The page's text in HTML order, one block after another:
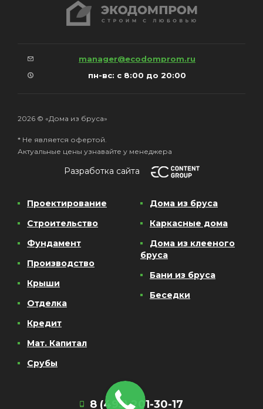
manager@ecodomprom.ru
пн-вс: с 8:00 до 20:00
2026 © «Дома из бруса»
* Не является офертой.
Актуальные цены узнавайте у менеджера
Разработка сайта
Проектирование
Строительство
Фундамент
Производство
Крыши
Отделка
Кредит
Мат. Капитал
Срубы
Дома из бруса
Каркасные дома
Дома из клееного
бруса
Бани из бруса
Беседки
8 (495) 201-30-17